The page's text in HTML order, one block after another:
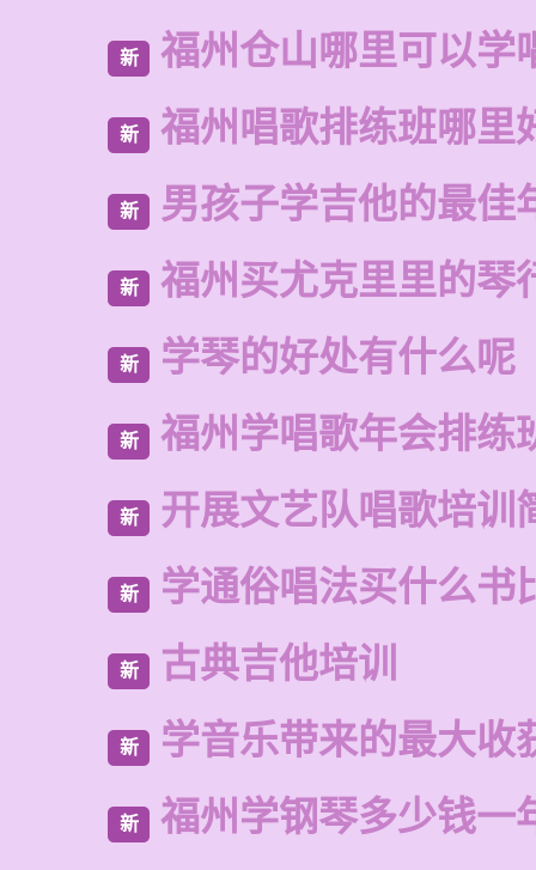
新 福州仓山哪里可以学
新 福州唱歌排练班哪里
新 男孩子学吉他的最佳
新 福州买尤克里里的琴
新 学琴的好处有什么呢
新 福州学唱歌年会排练
新 开展文艺队唱歌培训
新 学通俗唱法买什么书
新 古典吉他培训
新 学音乐带来的最大收
新 福州学钢琴多少钱一